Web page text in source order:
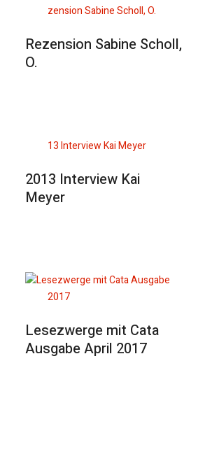
Rezension Sabine Scholl,
O.
2013 Interview Kai
Meyer
Lesezwerge mit Cata
Ausgabe April 2017